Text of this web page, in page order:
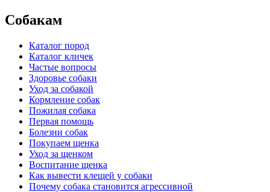
Собакам
Каталог пород
Каталог кличек
Частые вопросы
Здоровье собаки
Уход за собакой
Кормление собак
Пожилая собака
Первая помощь
Болезни собак
Покупаем щенка
Уход за щенком
Воспитание щенка
Как вывести клещей у собаки
Почему собака становится агрессивной